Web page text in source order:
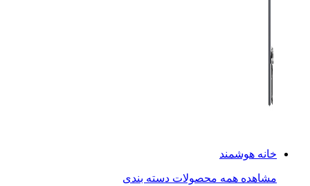
خانه هوشمند
مشاهده همه محصولات دسته بندی